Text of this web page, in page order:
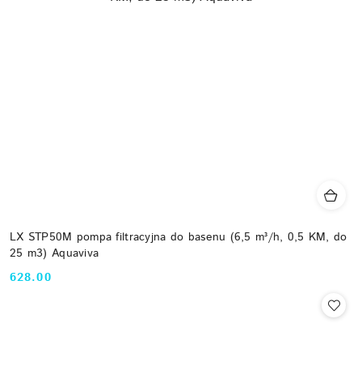
LX STP50M pompa filtracyjna do basenu (6,5 m³/h, 0,5 KM, do
25 m3) Aquaviva
Cena:
628.00